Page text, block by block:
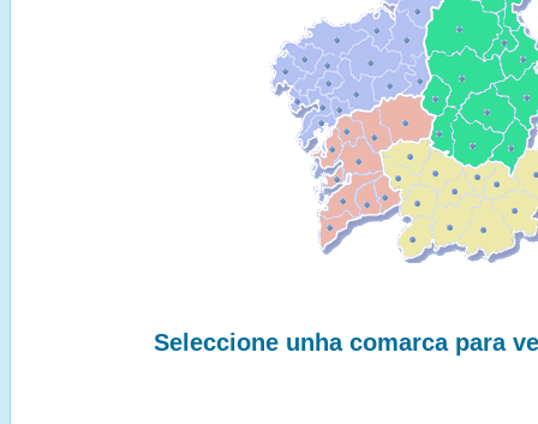
Seleccione unha comarca para